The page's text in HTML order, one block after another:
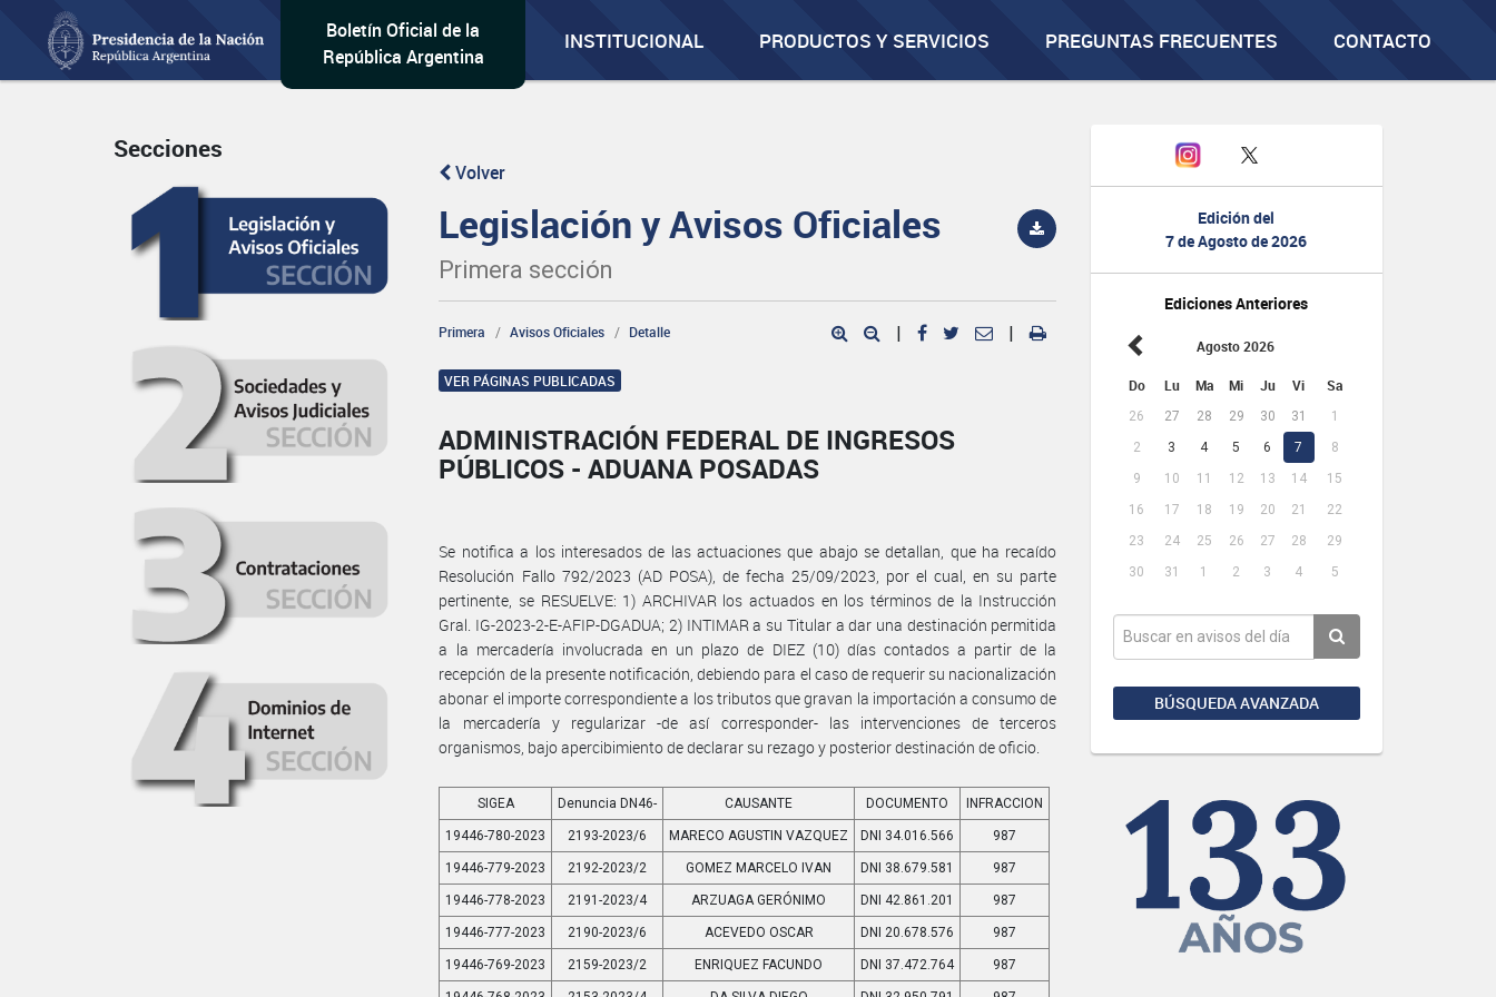
Boletín Oficial de la
República Argentina
INSTITUCIONAL PRODUCTOS Y SERVICIOS PREGUNTAS FRECUENTES CONTACTO
Edición del
7 de Agosto de 2026
Ediciones Anteriores
Agosto 2026
Do Lu Ma Mi Ju Vi Sa
26 27 28 29 30 31
1
2
3 4 5 6 7
8
9
10 11 12 13 14
15
16
17 18 19 20 21
22
23
24 25 26 27 28
29
30
31 1 2 3 4 5
BÚSQUEDA AVANZADA
Secciones
Volver
Legislación y Avisos Oficiales
Primera sección
Primera Avisos Oficiales Detalle | |
VER PÁGINAS PUBLICADAS
ADMINISTRACIÓN FEDERAL DE INGRESOS
PÚBLICOS - ADUANA POSADAS
Se notifica a los interesados de las actuaciones que abajo se detallan, que ha recaído
Resolución Fallo 792/2023 (AD POSA), de fecha 25/09/2023, por el cual, en su parte
pertinente, se RESUELVE: 1) ARCHIVAR los actuados en los términos de la Instrucción
Gral. IG-2023-2-E-AFIP-DGADUA; 2) INTIMAR a su Titular a dar una destinación permitida
a la mercadería involucrada en un plazo de DIEZ (10) días contados a partir de la
recepción de la presente notificación, debiendo para el caso de requerir su nacionalización
abonar el importe correspondiente a los tributos que gravan la importación a consumo de
la mercadería y regularizar -de así corresponder- las intervenciones de terceros
organismos, bajo apercibimiento de declarar su rezago y posterior destinación de oficio.
SIGEA Denuncia DN46- CAUSANTE DOCUMENTO INFRACCION
19446-780-2023 2193-2023/6 MARECO AGUSTIN VAZQUEZ DNI 34.016.566 987
19446-779-2023 2192-2023/2 GOMEZ MARCELO IVAN DNI 38.679.581 987
19446-778-2023 2191-2023/4 ARZUAGA GERÓNIMO DNI 42.861.201 987
19446-777-2023 2190-2023/6 ACEVEDO OSCAR DNI 20.678.576 987
19446-769-2023 2159-2023/2 ENRIQUEZ FACUNDO DNI 37.472.764 987